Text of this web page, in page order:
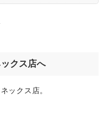
クス店へ
ックス店。